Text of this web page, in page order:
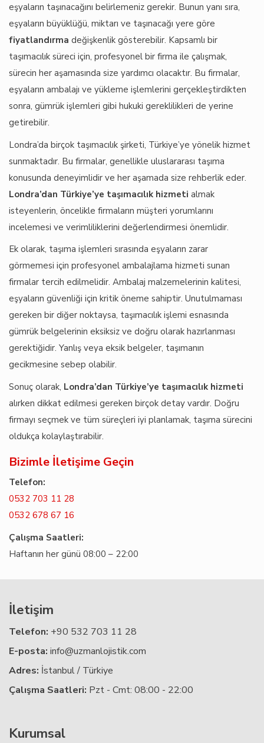
eşyaların taşınacağını belirlemeniz gerekir. Bunun yanı sıra,
eşyaların büyüklüğü, miktarı ve taşınacağı yere göre
fiyatlandırma değişkenlik gösterebilir. Kapsamlı bir
taşımacılık süreci için, profesyonel bir firma ile çalışmak,
sürecin her aşamasında size yardımcı olacaktır. Bu firmalar,
eşyaların ambalajı ve yükleme işlemlerini gerçekleştirdikten
sonra, gümrük işlemleri gibi hukuki gereklilikleri de yerine
getirebilir.
Londra’da birçok taşımacılık şirketi, Türkiye’ye yönelik hizmet
sunmaktadır. Bu firmalar, genellikle uluslararası taşıma
konusunda deneyimlidir ve her aşamada size rehberlik eder.
Londra’dan Türkiye’ye taşımacılık hizmeti almak
isteyenlerin, öncelikle firmaların müşteri yorumlarını
incelemesi ve verimliliklerini değerlendirmesi önemlidir.
Ek olarak, taşıma işlemleri sırasında eşyaların zarar
görmemesi için profesyonel ambalajlama hizmeti sunan
firmalar tercih edilmelidir. Ambalaj malzemelerinin kalitesi,
eşyaların güvenliği için kritik öneme sahiptir. Unutulmaması
gereken bir diğer noktaysa, taşımacılık işlemi esnasında
gümrük belgelerinin eksiksiz ve doğru olarak hazırlanması
gerektiğidir. Yanlış veya eksik belgeler, taşımanın
gecikmesine sebep olabilir.
Sonuç olarak, Londra’dan Türkiye’ye taşımacılık hizmeti
alırken dikkat edilmesi gereken birçok detay vardır. Doğru
firmayı seçmek ve tüm süreçleri iyi planlamak, taşıma sürecini
oldukça kolaylaştırabilir.
Bizimle İletişime Geçin
Telefon:
0532 703 11 28
0532 678 67 16
Çalışma Saatleri:
Haftanın her günü 08:00 – 22:00
İletişim
Telefon: +90 532 703 11 28
E-posta: info@uzmanlojistik.com
Adres: İstanbul / Türkiye
Çalışma Saatleri: Pzt - Cmt: 08:00 - 22:00
Kurumsal